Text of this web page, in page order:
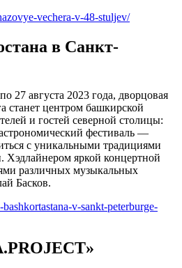
vechera-v-48-stuljev/
в Санкт-
27 августа 2023 года, дворцовая
станет центром башкирской
и гостей северной столицы:
фестиваль —
с уникальными традициями
Хэдлайнером яркой концертной
различных музыкальных
Басков.
v-sankt-peterburge-